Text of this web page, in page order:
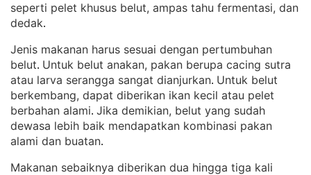
seperti pelet khusus belut, ampas tahu fermentasi, dan
dedak.
Jenis makanan harus sesuai dengan pertumbuhan
belut. Untuk belut anakan, pakan berupa cacing sutra
atau larva serangga sangat dianjurkan. Untuk belut
berkembang, dapat diberikan ikan kecil atau pelet
berbahan alami. Jika demikian, belut yang sudah
dewasa lebih baik mendapatkan kombinasi pakan
alami dan buatan.
Makanan sebaiknya diberikan dua hingga tiga kali